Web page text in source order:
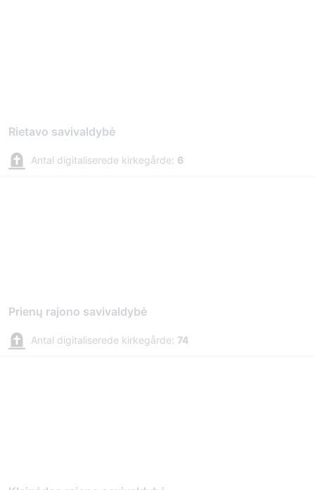
Rietavo savivaldybė
Antal digitaliserede kirkegårde: 6
Prienų rajono savivaldybė
Antal digitaliserede kirkegårde: 74